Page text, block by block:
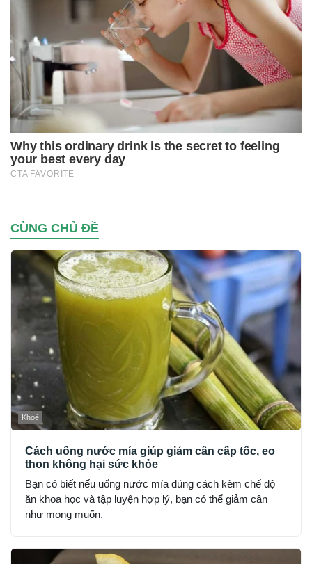
CÙNG CHỦ ĐỀ
Khoẻ
Cách uống nước mía giúp giảm cân cấp tốc, eo
thon không hại sức khỏe
Bạn có biết nếu uống nước mía đúng cách kèm chế độ
ăn khoa học và tập luyện hợp lý, bạn có thể giảm cân
như mong muốn.